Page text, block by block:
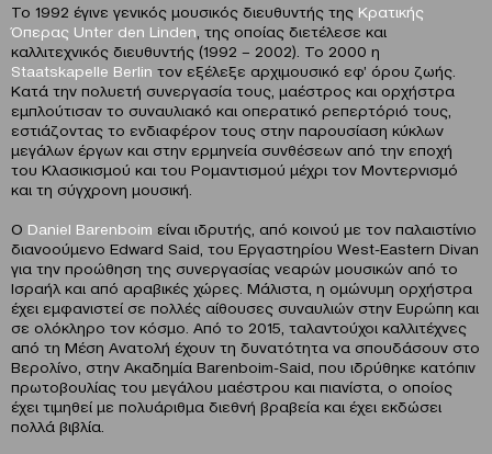
Το 1992 έγινε γενικός μουσικός διευθυντής της Κρατικής
Όπερας Unter den Linden , της οποίας διετέλεσε και
καλλιτεχνικός διευθυντής (1992 – 2002). Το 2000 η
Staatskapelle Berlin τον εξέλεξε αρχιμουσικό εφ’ όρου ζωής.
Κατά την πολυετή συνεργασία τους, μαέστρος και ορχήστρα
εμπλούτισαν το συναυλιακό και οπερατικό ρεπερτόριό τους,
εστιάζοντας το ενδιαφέρον τους στην παρουσίαση κύκλων
μεγάλων έργων και στην ερμηνεία συνθέσεων από την εποχή
του Κλασικισμού και του Ρομαντισμού μέχρι τον Μοντερνισμό
και τη σύγχρονη μουσική.
Ο Daniel Barenboim είναι ιδρυτής, από κοινού με τον παλαιστίνιο
διανοούμενο Edward Said, του Εργαστηρίου West-Eastern Divan
για την προώθηση της συνεργασίας νεαρών μουσικών από το
Ισραήλ και από αραβικές χώρες. Μάλιστα, η ομώνυμη ορχήστρα
έχει εμφανιστεί σε πολλές αίθουσες συναυλιών στην Ευρώπη και
σε ολόκληρο τον κόσμο. Από το 2015, ταλαντούχοι καλλιτέχνες
από τη Μέση Ανατολή έχουν τη δυνατότητα να σπουδάσουν στο
Βερολίνο, στην Ακαδημία Barenboim-Said, που ιδρύθηκε κατόπιν
πρωτοβουλίας του μεγάλου μαέστρου και πιανίστα, ο οποίος
έχει τιμηθεί με πολυάριθμα διεθνή βραβεία και έχει εκδώσει
πολλά βιβλία.